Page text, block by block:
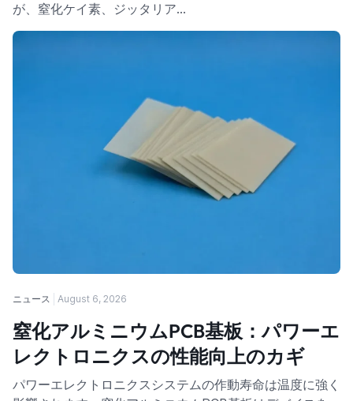
が、窒化ケイ素、ジッタリア…
ニュース August 6, 2026
窒化アルミニウムPCB基板：パワーエ
レクトロニクスの性能向上のカギ
パワーエレクトロニクスシステムの作動寿命は温度に強く